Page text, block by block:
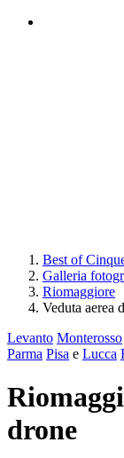
Best of
Galleria
Riomaggiore
Veduta aerea
Levanto Monterosso
Parma Pisa e Lucca
drone